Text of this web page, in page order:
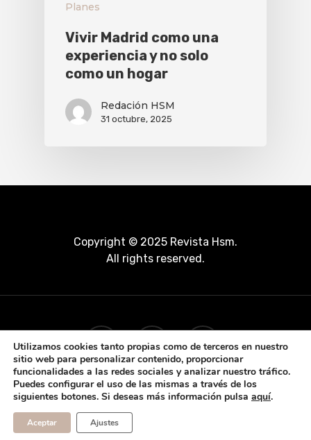
Planes
Vivir Madrid como una
experiencia y no solo
como un hogar
Redación HSM
31 octubre, 2025
Copyright © 2025 Revista Hsm.
All rights reserved.
Utilizamos cookies tanto propias como de terceros en nuestro
sitio web para personalizar contenido, proporcionar
funcionalidades a las redes sociales y analizar nuestro tráfico.
Puedes configurar el uso de las mismas a través de los
siguientes botones. Si deseas más información pulsa aquí.
Aceptar Ajustes